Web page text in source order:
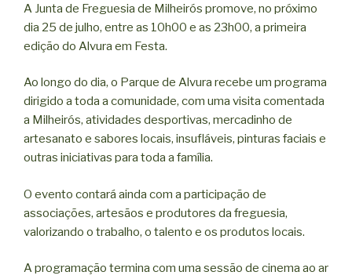
A Junta de Freguesia de Milheirós promove, no próximo
dia 25 de julho, entre as 10h00 e as 23h00, a primeira
edição do Alvura em Festa.
Ao longo do dia, o Parque de Alvura recebe um programa
dirigido a toda a comunidade, com uma visita comentada
a Milheirós, atividades desportivas, mercadinho de
artesanato e sabores locais, insufláveis, pinturas faciais e
outras iniciativas para toda a família.
O evento contará ainda com a participação de
associações, artesãos e produtores da freguesia,
valorizando o trabalho, o talento e os produtos locais.
A programação termina com uma sessão de cinema ao ar